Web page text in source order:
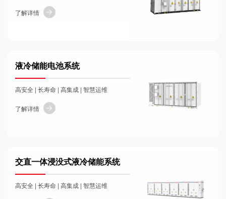
了解详情
液冷储能电池系统
高安全 | 长寿命 | 高集成 | 智慧运维
了解详情
交直一体浸没式液冷储能系统
高安全 | 长寿命 | 高集成 | 智慧运维